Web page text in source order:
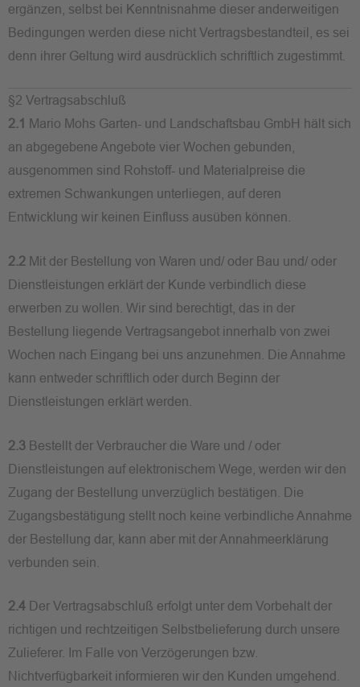
ergänzen, selbst bei Kenntnisnahme dieser anderweitigen
Bedingungen werden diese nicht Vertragsbestandteil, es sei
denn ihrer Geltung wird ausdrücklich schriftlich zugestimmt.
§2 Vertragsabschluß
2.1
Mario Mohs Garten- und Landschaftsbau GmbH hält sich
an abgegebene Angebote vier Wochen gebunden,
ausgenommen sind Rohstoff- und Materialpreise die
extremen Schwankungen unterliegen, auf deren
Entwicklung wir keinen Einfluss ausüben können.
2.2 Mit der Bestellung von Waren und/ oder Bau und/ oder
Dienstleistungen erklärt der Kunde verbindlich diese
erwerben zu wollen. Wir sind berechtigt, das in der
Bestellung liegende Vertragsangebot innerhalb von zwei
Wochen nach Eingang bei uns anzunehmen. Die Annahme
kann entweder schriftlich oder durch Beginn der
Dienstleistungen erklärt werden.
2.3 Bestellt der Verbraucher die Ware und / oder
Dienstleistungen auf elektronischem Wege, werden wir den
Zugang der Bestellung unverzüglich bestätigen. Die
Zugangsbestätigung stellt noch keine verbindliche Annahme
der Bestellung dar, kann aber mit der Annahmeerklärung
verbunden sein.
2.4 Der Vertragsabschluß erfolgt unter dem Vorbehalt der
richtigen und rechtzeitigen Selbstbelieferung durch unsere
Zulieferer. Im Falle von Verzögerungen bzw.
Nichtverfügbarkeit informieren wir den Kunden umgehend.